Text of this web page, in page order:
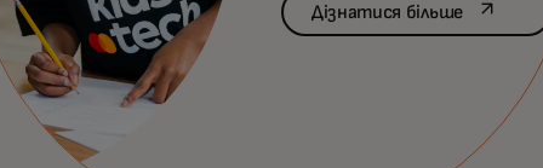
Дізнатися більшеopens in